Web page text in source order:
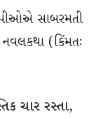
સાબરમતી
(કિંમતઃ
ચાર રસ્તા,